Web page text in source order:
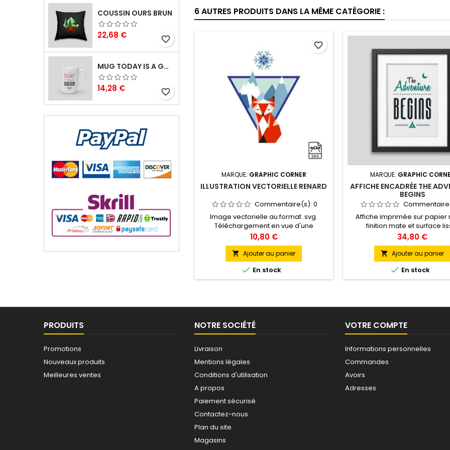
COUSSIN OURS BRUN
Prix
22,68 € favorite_border
MUG TODAY IS A GOOD DAY
Prix
14,28 € favorite_border
6 AUTRES PRODUITS DANS LA MÊME CATÉGORIE :
MARQUE: GRAPHIC CORNER
ILLUSTRATION VECTORIELLE RENARD
Commentaire(s): 0
Image vectorielle au format .svg.
Téléchargement en vue d'une
utilisation privée, personnelle et non
commerciale.
Prix
10,80 €
 Ajouter au panier
 En stock
favorite_border
MARQUE: GRAPHIC
AFFICHE ENCADRÉE THE
BEGINS
Affiche imprimée sur papier
finition mate et surface
Prix
34,80 €
 Ajouter au panier
 En stock
PRODUITS
Promotions
Nouveaux produits
Meilleures ventes
NOTRE SOCIÉTÉ
Livraison
Mentions légales
Conditions d'utilisation
A propos
Paiement sécurisé
Contactez-nous
Plan du site
Magasins
VOTRE COMPTE
Informations personnelles
Commandes
Avoirs
Adresses